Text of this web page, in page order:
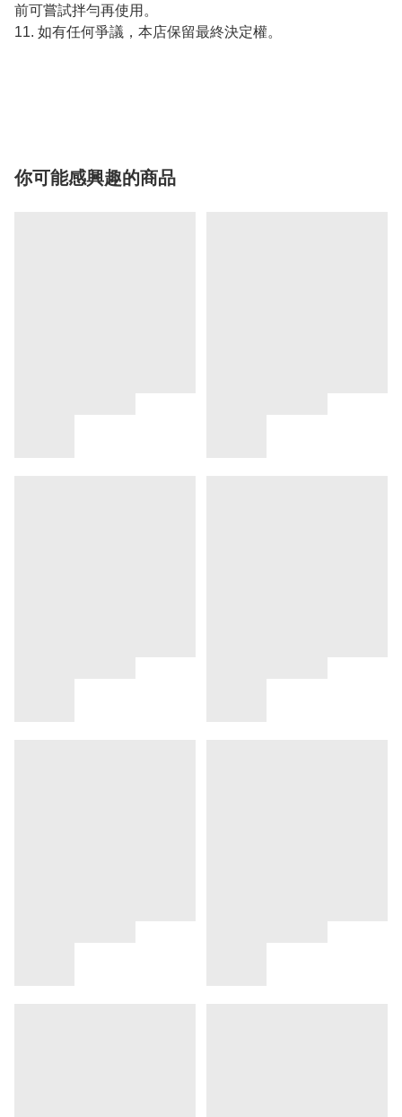
前可嘗試拌勻再使用。
11. 如有任何爭議，本店保留最終決定權。
你可能感興趣的商品